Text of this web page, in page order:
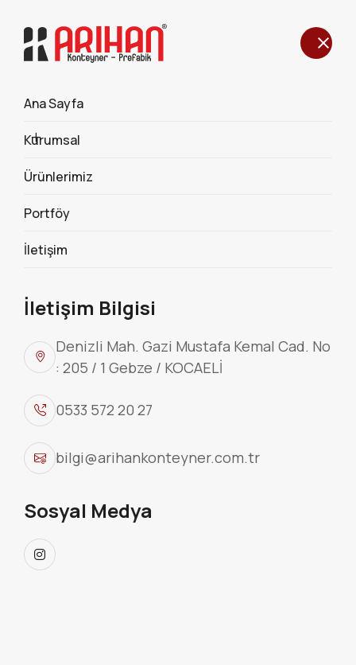
Ana Sayfa
Kurumsal
Ürünlerimiz
Portföy
İletişim
İletişim Bilgisi
Denizli Mah. Gazi Mustafa Kemal Cad. No
: 205 / 1 Gebze / KOCAELİ
0533 572 20 27
bilgi@arihankonteyner.com.tr
Sosyal Medya
BİRLEŞİMLİ SANDVİÇ 56 M2
ÇATILI VERANDALI EV
KONTEYNER POLİÜRETAN
PANEL
554